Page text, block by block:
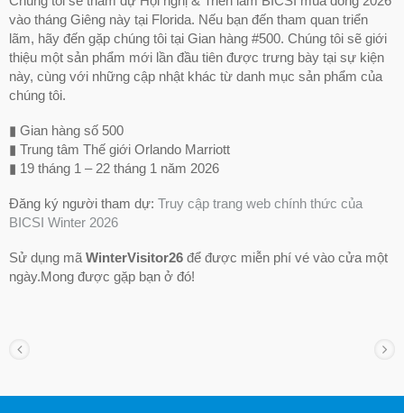
vào tháng Giêng này tại Florida. Nếu bạn đến tham quan triển
lãm, hãy đến gặp chúng tôi tại Gian hàng #500. Chúng tôi sẽ giới
thiệu một sản phẩm mới lần đầu tiên được trưng bày tại sự kiện
này, cùng với những cập nhật khác từ danh mục sản phẩm của
chúng tôi.
▮ Gian hàng số 500
▮ Trung tâm Thế giới Orlando Marriott
▮ 19 tháng 1 – 22 tháng 1 năm 2026
Đăng ký người tham dự: Truy cập trang web chính thức của
BICSI Winter 2026
Sử dụng mã WinterVisitor26 để được miễn phí vé vào cửa một
ngày.Mong được gặp bạn ở đó!